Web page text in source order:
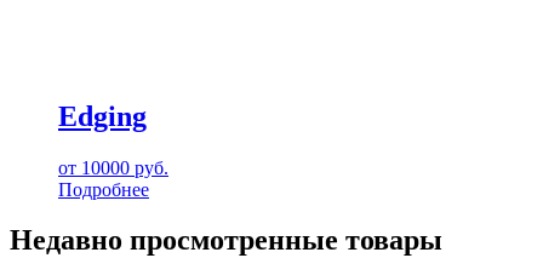
Edging
от 10000 руб.
Подробнее
Недавно просмотренные товары